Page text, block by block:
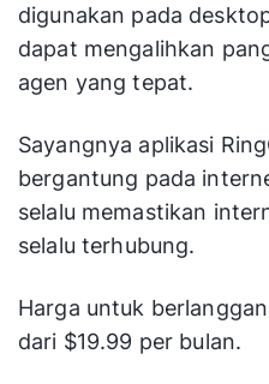
digunakan pada
dapat mengalihkan
agen yang tepat.
Sayangnya aplikasi
bergantung pada
selalu memastikan
selalu terhubung.
Harga untuk
dari $19.99 per bulan.